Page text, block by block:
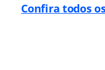
Confira todos